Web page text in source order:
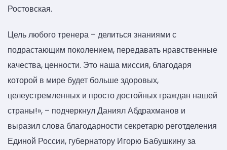
Ростовская.
Цель любого тренера – делиться знаниями с
подрастающим поколением, передавать нравственные
качества, ценности. Это наша миссия, благодаря
которой в мире будет больше здоровых,
целеустремленных и просто достойных граждан нашей
страны!», – подчеркнул Даниял Абдрахманов и
выразил слова благодарности секретарю реготделения
Единой России, губернатору Игорю Бабушкину за